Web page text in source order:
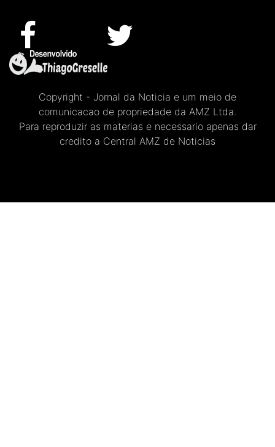
Copyright - Jornal da Noticia e um meio de
comunicacao de propriedade da AMZ Ltda.
Para reproduzir as materias e necessario apenas dar
credito a Central AMZ de Noticias